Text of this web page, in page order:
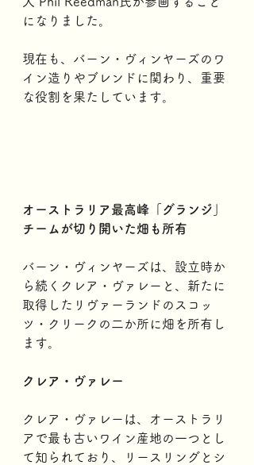
になりました。
現在も、バーン・ヴィンヤーズのワ
イン造りやブレンドに関わり、重要
な役割を果たしています。
オーストラリア最高峰「グランジ」
チームが切り開いた畑も所有
バーン・ヴィンヤーズは、設立時か
ら続くクレア・ヴァレーと、新たに
取得したリヴァーランドのスコッ
ツ・クリークの二か所に畑を所有し
ます。
クレア・ヴァレー
クレア・ヴァレーは、オーストラリ
アで最も古いワイン産地の一つとし
て知られており、リースリングとシ